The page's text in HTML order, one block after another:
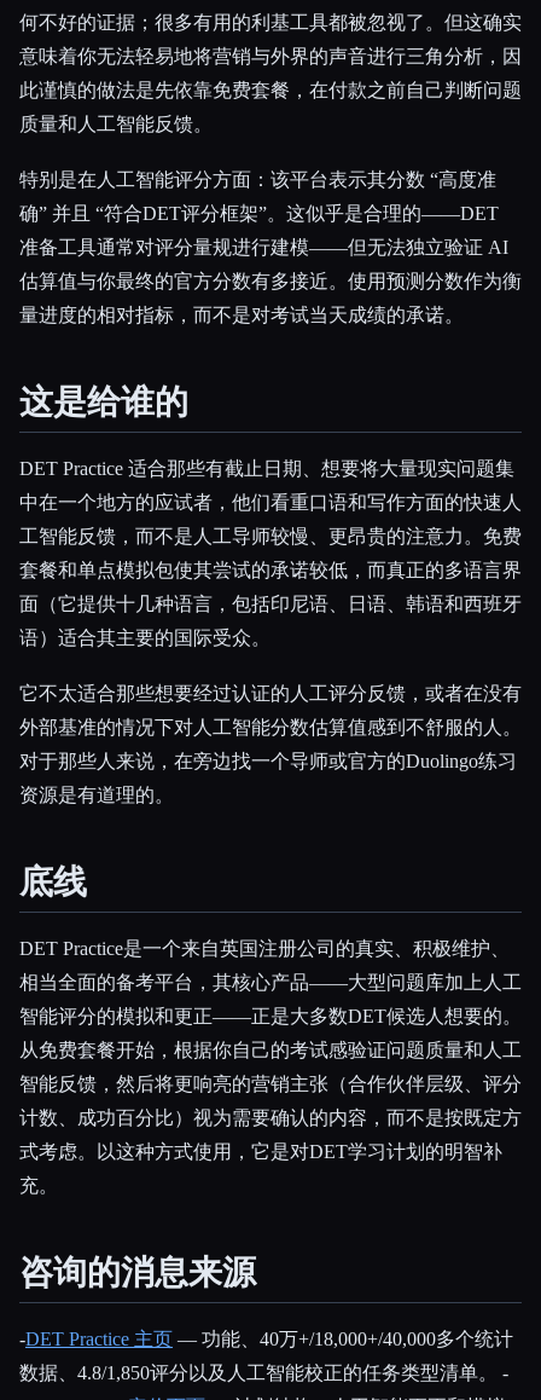
何不好的证据；很多有用的利基工具都被忽视了。但这确实
意味着你无法轻易地将营销与外界的声音进行三角分析，因
此谨慎的做法是先依靠免费套餐，在付款之前自己判断问题
质量和人工智能反馈。
特别是在人工智能评分方面：该平台表示其分数 “高度准
确” 并且 “符合DET评分框架”。这似乎是合理的——DET
准备工具通常对评分量规进行建模——但无法独立验证 AI
估算值与你最终的官方分数有多接近。使用预测分数作为衡
量进度的相对指标，而不是对考试当天成绩的承诺。
这是给谁的
DET Practice 适合那些有截止日期、想要将大量现实问题集
中在一个地方的应试者，他们看重口语和写作方面的快速人
工智能反馈，而不是人工导师较慢、更昂贵的注意力。免费
套餐和单点模拟包使其尝试的承诺较低，而真正的多语言界
面（它提供十几种语言，包括印尼语、日语、韩语和西班牙
语）适合其主要的国际受众。
它不太适合那些想要经过认证的人工评分反馈，或者在没有
外部基准的情况下对人工智能分数估算值感到不舒服的人。
对于那些人来说，在旁边找一个导师或官方的Duolingo练习
资源是有道理的。
底线
DET Practice是一个来自英国注册公司的真实、积极维护、
相当全面的备考平台，其核心产品——大型问题库加上人工
智能评分的模拟和更正——正是大多数DET候选人想要的。
从免费套餐开始，根据你自己的考试感验证问题质量和人工
智能反馈，然后将更响亮的营销主张（合作伙伴层级、评分
计数、成功百分比）视为需要确认的内容，而不是按既定方
式考虑。以这种方式使用，它是对DET学习计划的明智补
充。
咨询的消息来源
-DET Practice 主页 — 功能、40万+/18,000+/40,000多个统计
数据、4.8/1,850评分以及人工智能校正的任务类型清单。 -